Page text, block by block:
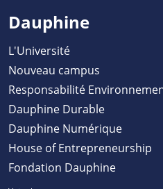
Dauphine
L'Université
Nouveau campus
Responsabilité
Dauphine Durable
Dauphine Numérique
House of Entrepreneurship
Fondation Dauphine